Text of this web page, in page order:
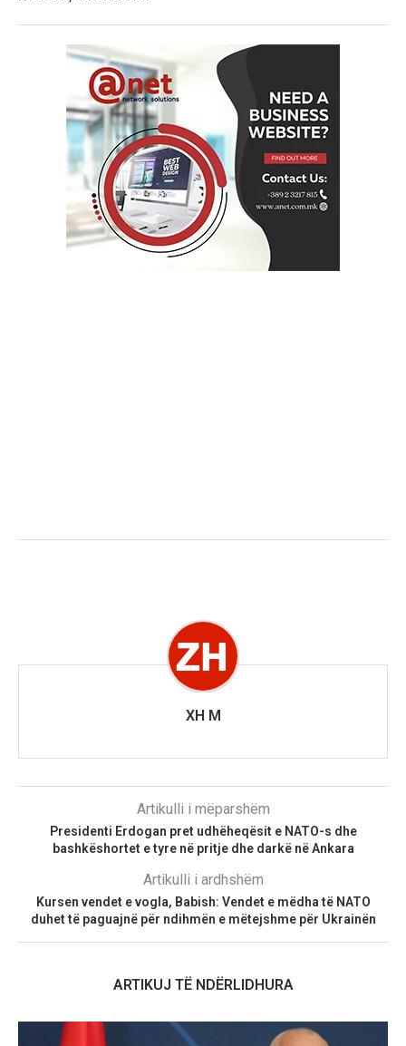
XH M
Artikulli i mëparshëm
Presidenti Erdogan pret udhëheqësit e NATO-s dhe
bashkëshortet e tyre në pritje dhe darkë në Ankara
Artikulli i ardhshëm
Kursen vendet e vogla, Babish: Vendet e mëdha të NATO
duhet të paguajnë për ndihmën e mëtejshme për Ukrainën
ARTIKUJ TË NDËRLIDHURA